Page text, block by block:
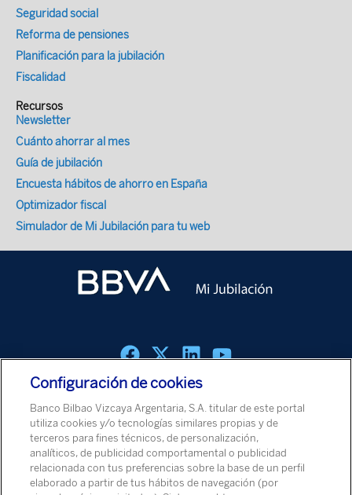
Seguridad social
Reforma de pensiones
Planificación para la jubilación
Fiscalidad
Recursos
Newsletter
Cuánto ahorrar al mes
Guía de jubilación
Encuesta hábitos de ahorro en España
Optimizador fiscal
Simulador de Mi Jubilación para tu web
Política de cookies Aviso Legal
Política de Protección de Datos
Aviso de Seguridad
© Banco Bilbao Vizcaya Argentaria, S.A. 2026
Configuración de cookies
Banco Bilbao Vizcaya Argentaria, S.A. titular de este portal
utiliza cookies y/o tecnologías similares propias y de
terceros para fines técnicos, de personalización,
analíticos, de publicidad comportamental o publicidad
relacionada con tus preferencias sobre la base de un perfil
elaborado a partir de tus hábitos de navegación (por